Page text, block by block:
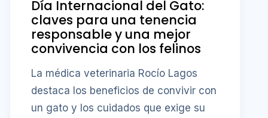
Día Internacional del Gato:
claves para una tenencia
responsable y una mejor
convivencia con los felinos
La médica veterinaria Rocío Lagos
destaca los beneficios de convivir con
un gato y los cuidados que exige su